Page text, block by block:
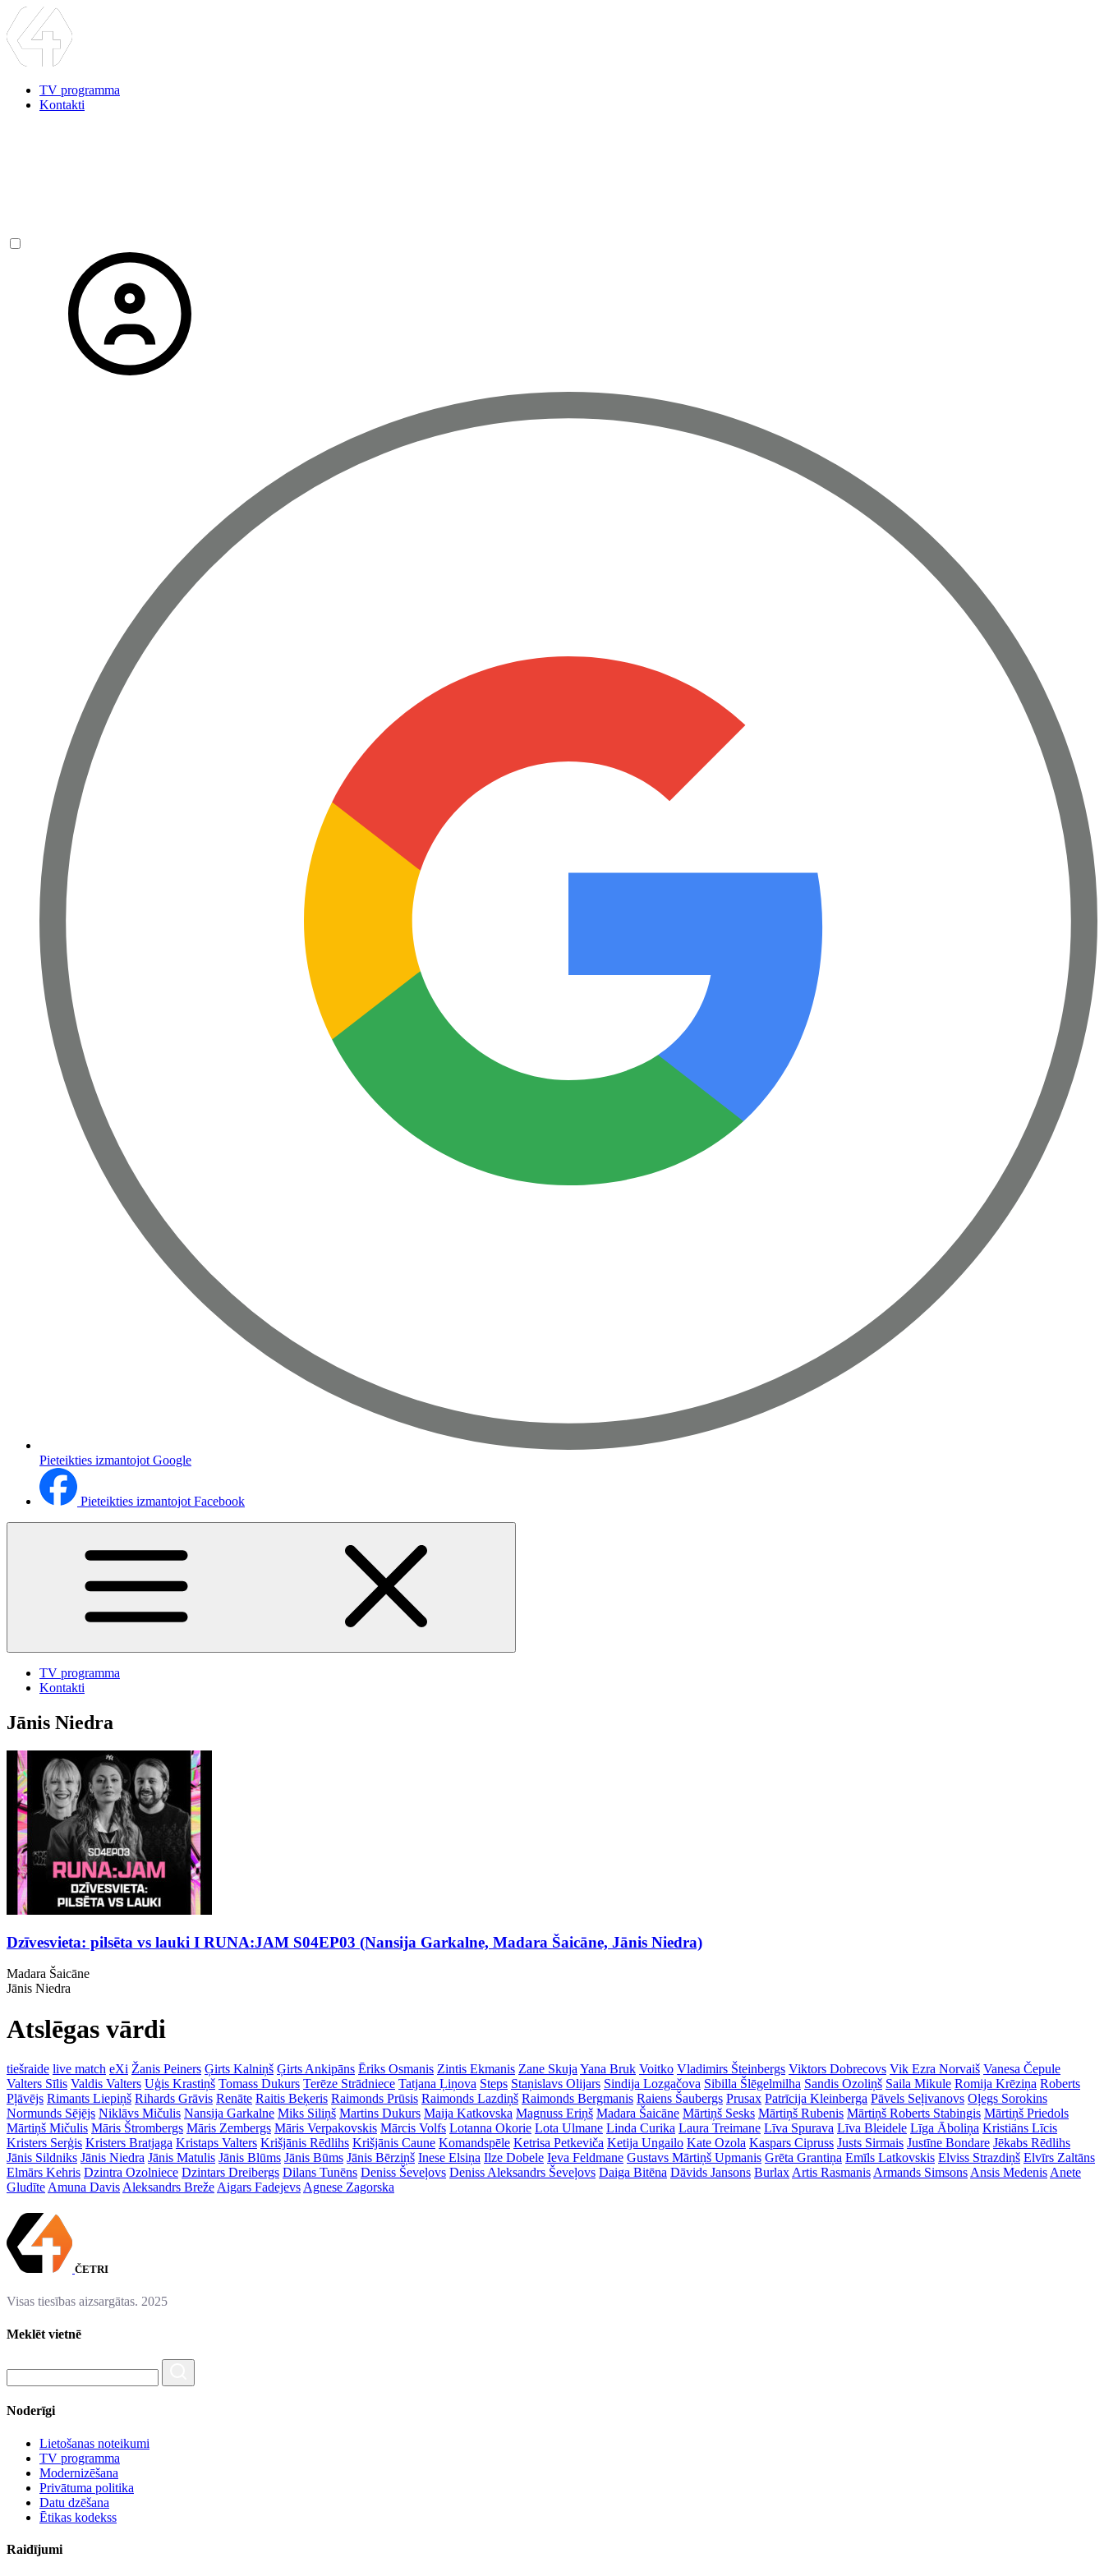
TV programma
Kontakti
Pieteikties izmantojot Google
Pieteikties izmantojot Facebook
TV programma
Kontakti
Jānis Niedra
Dzīvesvieta: pilsēta vs lauki I RUNA:JAM S04EP03 (Nansija Garkalne, Madara Šaicāne, Jānis Niedra)
Madara Šaicāne
Jānis Niedra
Atslēgas vārdi
tiešraide live match eXi Žanis Peiners Ģirts Kalniņš Ģirts Ankipāns Ēriks Osmanis Zintis Ekmanis Zane Skuja Yana Bruk Voitko Vladimirs Šteinbergs Viktors Dobrecovs Vik Ezra Norvaiš Vanesa Čepule
Valters Sīlis Valdis Valters Uģis Krastiņš Tomass Dukurs Terēze Strādniece Tatjana Ļiņova Steps Staņislavs Olijars Sindija Lozgačova Sibilla Šlēgelmilha Sandis Ozoliņš Saila Mikule Romija Krēziņa Roberts
Pļāvējs Rimants Liepiņš Rihards Grāvis Renāte Raitis Beķeris Raimonds Prūsis Raimonds Lazdiņš Raimonds Bergmanis Raiens Šaubergs Prusax Patrīcija Kleinberga Pāvels Seļivanovs Oļegs Sorokins
Normunds Sējējs Niklāvs Mičulis Nansija Garkalne Miks Siliņš Martins Dukurs Maija Katkovska Magnuss Eriņš Madara Šaicāne Mārtiņš Sesks Mārtiņš Rubenis Mārtiņš Roberts Stabingis Mārtiņš Priedols
Mārtiņš Mičulis Māris Štrombergs Māris Zembergs Māris Verpakovskis Mārcis Volfs Lotanna Okorie Lota Ulmane Linda Curika Laura Treimane Līva Spurava Līva Bleidele Līga Āboliņa Kristiāns Līcis
Kristers Serģis Kristers Bratjaga Kristaps Valters Krišjānis Rēdlihs Krišjānis Caune Komandspēle Ketrisa Petkeviča Ketija Ungailo Kate Ozola Kaspars Cipruss Justs Sirmais Justīne Bondare Jēkabs Rēdlihs
Jānis Sildniks Jānis Niedra Jānis Matulis Jānis Blūms Jānis Būms Jānis Bērziņš Inese Elsiņa Ilze Dobele Ieva Feldmane Gustavs Mārtiņš Upmanis Grēta Grantiņa Emīls Latkovskis Elviss Strazdiņš Elvīrs Zaltāns
Elmārs Kehris Dzintra Ozolniece Dzintars Dreibergs Dilans Tunēns Deniss Ševeļovs Deniss Aleksandrs Ševeļovs Daiga Bitēna Dāvids Jansons Burlax Artis Rasmanis Armands Simsons Ansis Medenis Anete
Gludīte Amuna Davis Aleksandrs Breže Aigars Fadejevs Agnese Zagorska
ČETRI
Visas tiesības aizsargātas. 2025
Meklēt vietnē
Noderīgi
Lietošanas noteikumi
TV programma
Modernizēšana
Privātuma politika
Datu dzēšana
Ētikas kodekss
Raidījumi